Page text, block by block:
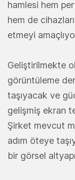
hamlesi hem
hem de
etmeyi
Geliştirilmekte
görüntüleme
taşıyacak ve
gelişmiş ekran
Şirket mevcut
adım öteye
bir görsel